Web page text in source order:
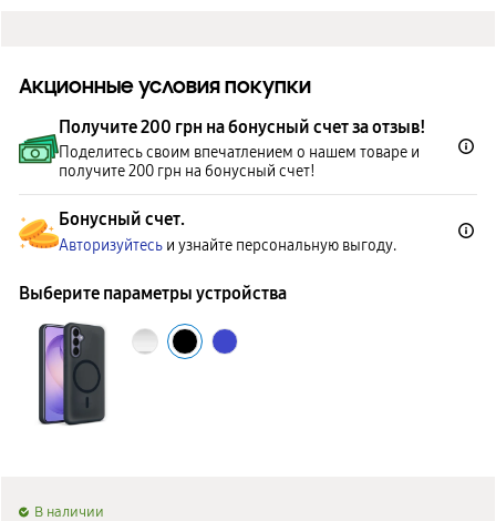
Акционные условия покупки
Получите 200 грн на бонусный счет за отзыв!
Поделитесь своим впечатлением о нашем товаре и
получите 200 грн на бонусный счет!
Бонусный счет.
Авторизуйтесь и узнайте персональную выгоду.
Выберите параметры устройства
B наличии